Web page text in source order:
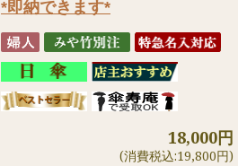
*即納できます*
18,000円
(消費税込:19,800円)